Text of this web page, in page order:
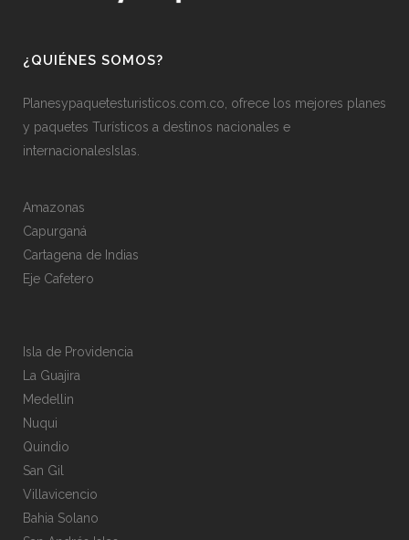
¿QUIÉNES SOMOS?
Planesypaquetesturisticos.com.co, ofrece los mejores planes
y paquetes Turísticos a destinos nacionales e
internacionalesIslas.
Amazonas
Capurganá
Cartagena de Indias
Eje Cafetero
Isla de Providencia
La Guajira
Medellin
Nuqui
Quindio
San Gil
Villavicencio
Bahia Solano